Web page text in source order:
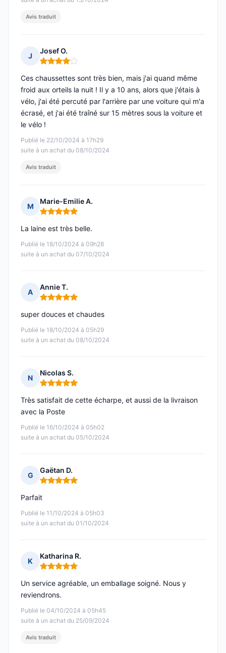
Avis traduit
J
Josef O.
Note : 4 sur 5
Publié le 22/10/2024 à 17h29
suite à un achat du 08/10/2024
Ces chaussettes sont très bien, mais j'ai quand même
froid aux orteils la nuit ! Il y a 10 ans, alors que j'étais à
vélo, j'ai été percuté par l'arrière par une voiture qui m'a
écrasé, et j'ai été traîné sur 15 mètres sous la voiture et
le vélo !
Avis traduit
M
Marie-Emilie A.
Note : 5 sur 5
Publié le 18/10/2024 à 09h28
suite à un achat du 07/10/2024
La laine est très belle.
A
Annie T.
Note : 5 sur 5
Publié le 18/10/2024 à 05h29
suite à un achat du 08/10/2024
super douces et chaudes
N
Nicolas S.
Note : 5 sur 5
Publié le 16/10/2024 à 05h02
suite à un achat du 05/10/2024
Très satisfait de cette écharpe, et aussi de la livraison
avec la Poste
G
Gaëtan D.
Note : 5 sur 5
Publié le 11/10/2024 à 05h03
suite à un achat du 01/10/2024
Parfait
K
Katharina R.
Note : 5 sur 5
Publié le 04/10/2024 à 05h45
suite à un achat du 25/09/2024
Un service agréable, un emballage soigné. Nous y
reviendrons.
Avis traduit